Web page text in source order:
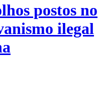
postos no
ilegal